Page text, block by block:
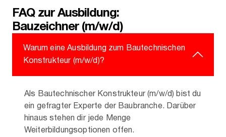
FAQ zur Ausbildung:
Bauzeichner (m/w/d)
Warum eine Ausbildung zum Bautechnischen
Konstrukteur (m/w/d)?
Als Bautechnischer Konstrukteur (m/w/d) bist du
ein gefragter Experte der Baubranche. Darüber
hinaus stehen dir jede Menge
Weiterbildungsoptionen offen.